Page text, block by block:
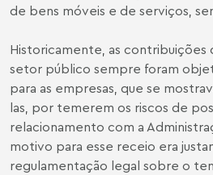
de bens móveis e de serviços,
Historicamente, as contribuições
setor público sempre foram
para as empresas, que se
las, por temerem os riscos de
relacionamento com a
motivo para esse receio era
regulamentação legal sobre o